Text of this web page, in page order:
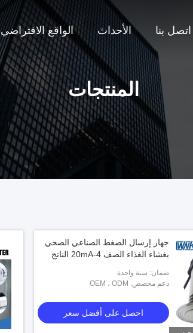
اتصل بنا الأحداث الواقع الافتراضي
المنتجات
جهاز إرسال الضغط الصناعي الصحي
بغشاء الغذاء الصف 4-20mA الناتج
ضمان: سنة واحدة
دعم مخصص: OEM ، ODM
احصل على أفضل سعر